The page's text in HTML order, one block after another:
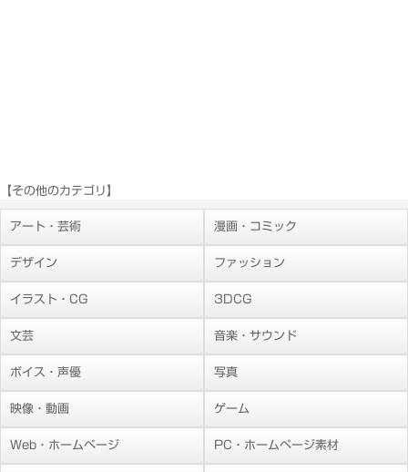
【その他のカテゴリ】
アート・芸術 漫画・コミック
デザイン ファッション
イラスト・CG 3DCG
文芸 音楽・サウンド
ボイス・声優 写真
映像・動画 ゲーム
Web・ホームページ PC・ホームページ素材